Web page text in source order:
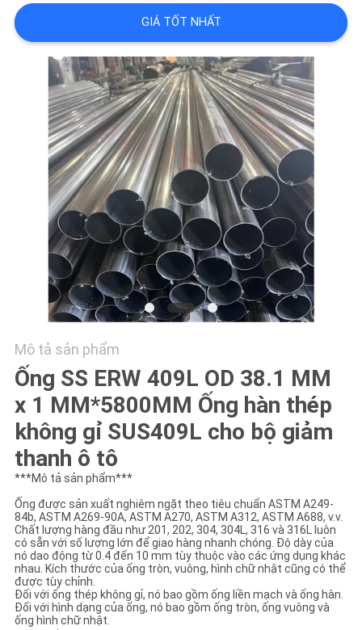
CHÚNG
TÔI
TRƯỜNG
COMPANY
NEWS
SƠ
ĐỒ
TRANG
WEB
PRIVACY
POLICY
GIÁ TỐT NHẤT
Mô tả sản phẩm
Ống SS ERW 409L OD 38.1 MM
x 1 MM*5800MM Ống hàn thép
không gỉ SUS409L cho bộ giảm
thanh ô tô
***Mô tả sản phẩm***
Ống được sản xuất nghiêm ngặt theo tiêu chuẩn ASTM A249-
84b, ASTM A269-90A, ASTM A270, ASTM A312, ASTM A688, v.v.
Chất lượng hàng đầu như 201, 202, 304, 304L, 316 và 316L luôn
có sẵn với số lượng lớn để giao hàng nhanh chóng. Độ dày của
nó dao động từ 0.4 đến 10 mm tùy thuộc vào các ứng dụng khác
nhau. Kích thước của ống tròn, vuông, hình chữ nhật cũng có thể
được tùy chỉnh.
Đối với ống thép không gỉ, nó bao gồm ống liền mạch và ống hàn.
Đối với hình dạng của ống, nó bao gồm ống tròn, ống vuông và
ống hình chữ nhật.